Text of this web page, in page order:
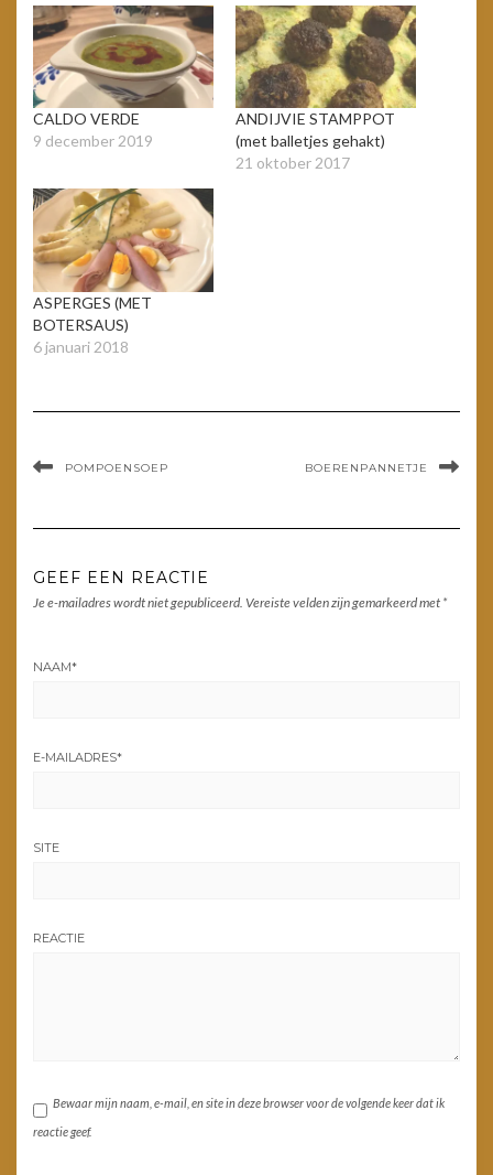
CALDO VERDE
9 december 2019
ANDIJVIE STAMPPOT
(met balletjes gehakt)
21 oktober 2017
ASPERGES (MET
BOTERSAUS)
6 januari 2018
POMPOENSOEP BOERENPANNETJE
GEEF EEN REACTIE
Je e-mailadres wordt niet gepubliceerd. Vereiste velden zijn gemarkeerd met *
NAAM*
E-MAILADRES*
SITE
REACTIE
Bewaar mijn naam, e-mail, en site in deze browser voor de volgende keer dat ik
reactie geef.